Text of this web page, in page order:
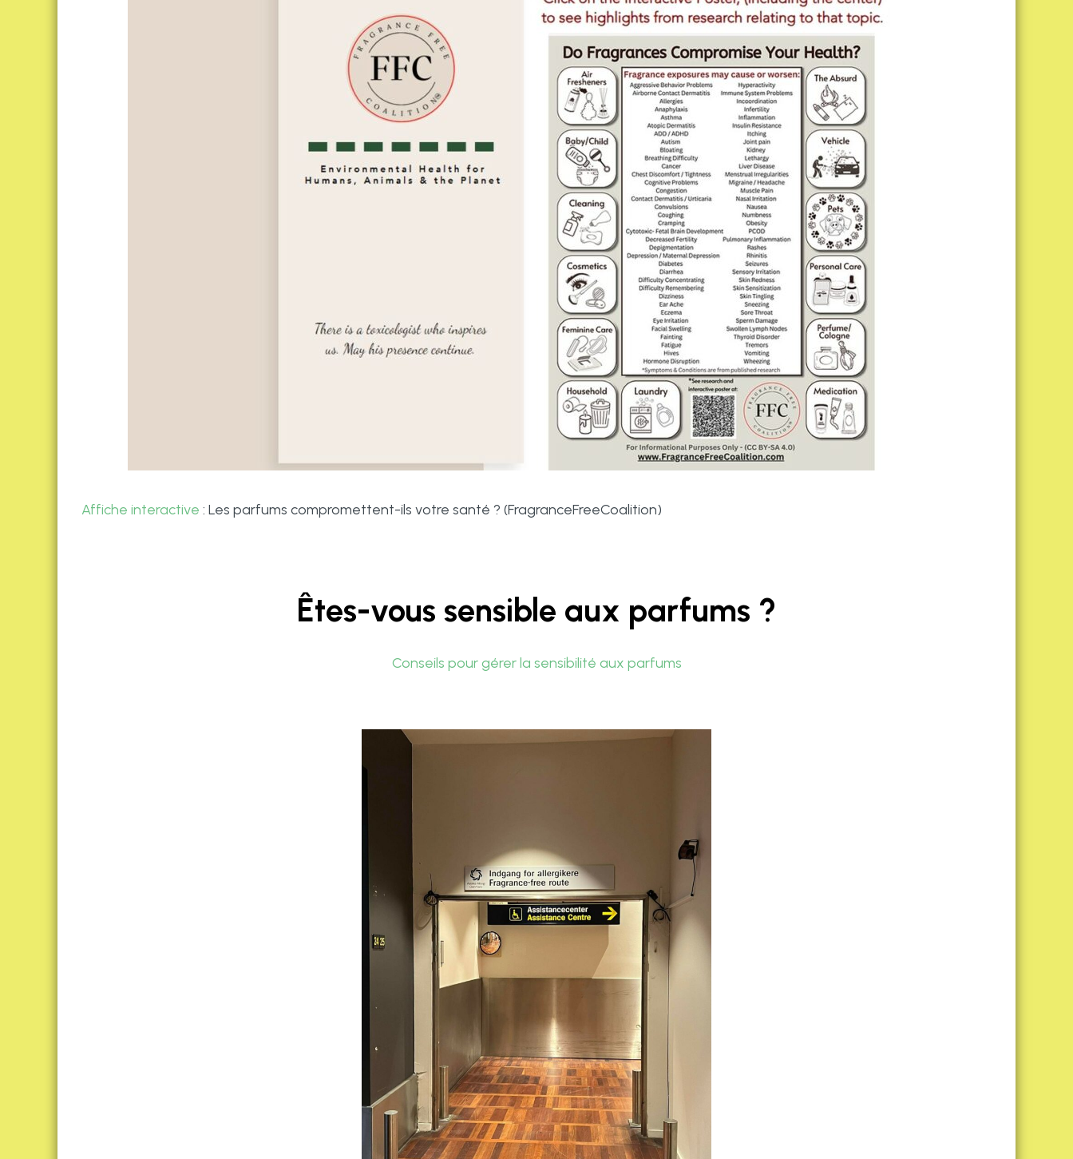
Affiche interactive : Les parfums compromettent-ils votre santé ? (FragranceFreeCoalition)
Êtes-vous sensible aux parfums ?
Conseils pour gérer la sensibilité aux parfums